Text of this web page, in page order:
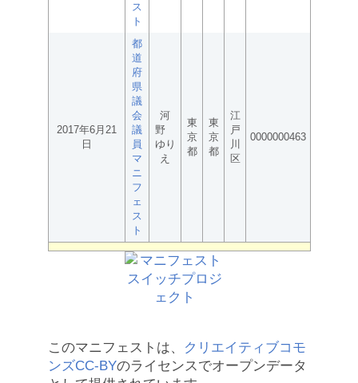
ス
ト
2017年6月21
日
都
道
府
県
議
会
議
員
マ
ニ
フ
ェ
ス
ト
河
野
ゆり
え
東
京
都
東
京
都
江
戸
川
区
0000000463
このマニフェストは、
クリエイティブコモ
ンズCC-BYのライセンスでオープンデータ